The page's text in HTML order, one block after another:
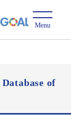
Database of